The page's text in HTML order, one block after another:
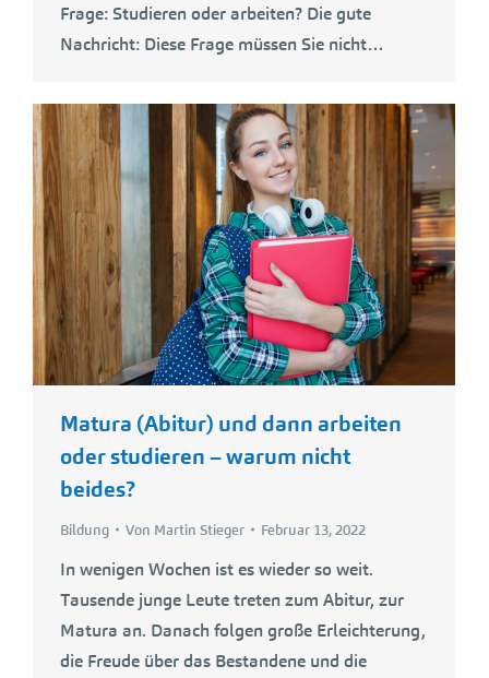
Frage: Studieren oder arbeiten? Die gute
Nachricht: Diese Frage müssen Sie nicht…
Matura (Abitur) und dann arbeiten
oder studieren – warum nicht
beides?
Bildung Von Martin Stieger Februar 13, 2022
In wenigen Wochen ist es wieder so weit.
Tausende junge Leute treten zum Abitur, zur
Matura an. Danach folgen große Erleichterung,
die Freude über das Bestandene und die